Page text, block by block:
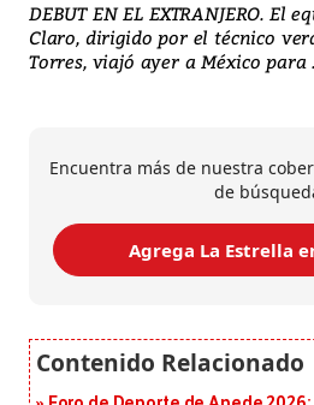
DEBUT EN EL EXTRANJERO. El
Claro, dirigido por el técnico
Torres, viajó ayer a México para
Encuentra más de nuestra
de
Agrega La Estrella